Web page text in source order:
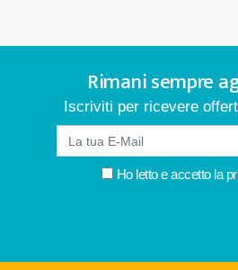
Rimani sempre
Iscriviti per ricevere
Ho letto e accetto la